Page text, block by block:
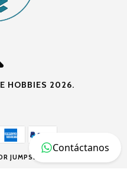
HOBBIES 2026.
JUMPSELLER
Contáctanos